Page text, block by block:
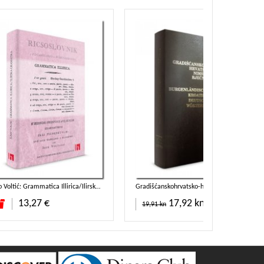
Josip Voltić: Grammatica Illirica/Ilirska gramatika
13,27 € 19,91 kn 17,92 kn
u košaricu